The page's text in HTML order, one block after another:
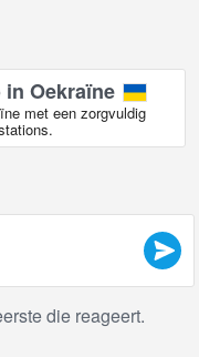
Oekraïne
met een zorgvuldig
die reageert.